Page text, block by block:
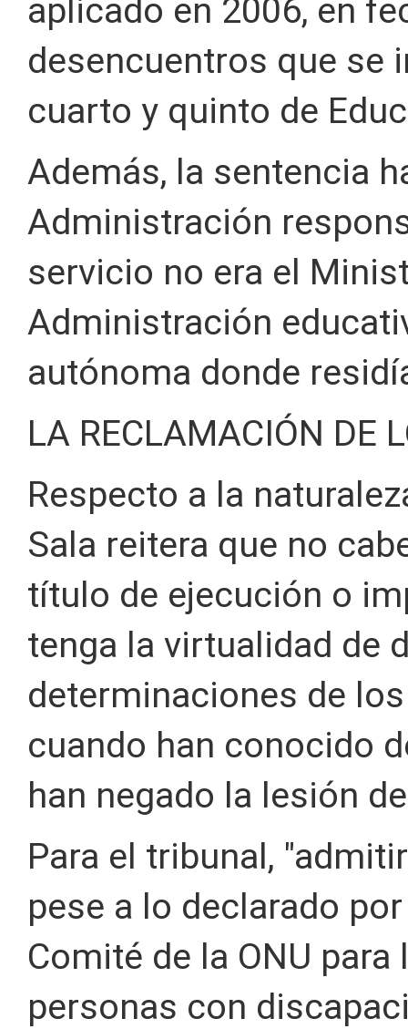
aplicado en 2006, en
desencuentros que se
cuarto y quinto de
Además, la sentencia
Administración
servicio no era el
Administración
autónoma donde
LA RECLAMACIÓN DE
Respecto a la
Sala reitera que no
título de ejecución o
tenga la virtualidad de
determinaciones de
cuando han conocido
han negado la lesión
Para el tribunal,
pese a lo declarado
Comité de la ONU
personas con